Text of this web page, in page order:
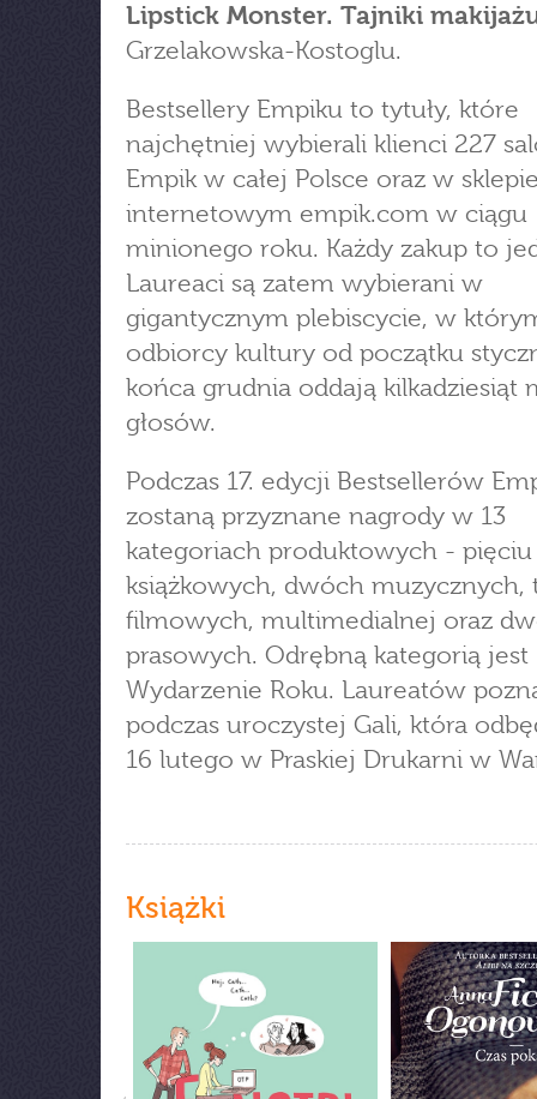
Lipstick Monster. Tajniki
Grzelakowska-Kostoglu.
Bestsellery Empiku to tytuły, które
najchętniej wybierali klienci 227
Empik w całej Polsce oraz w
internetowym empik.com w ciągu
minionego roku. Każdy zakup to
Laureaci są zatem wybierani w
gigantycznym plebiscycie, w
odbiorcy kultury od początku
końca grudnia oddają kilkadziesiąt
głosów.
Podczas 17. edycji Bestsellerów
zostaną przyznane nagrody w 13
kategoriach produktowych - pięciu
książkowych, dwóch muzycznych,
filmowych, multimedialnej oraz
prasowych. Odrębną kategorią jest
Wydarzenie Roku. Laureatów
podczas uroczystej Gali, która
16 lutego w Praskiej Drukarni w
Książki